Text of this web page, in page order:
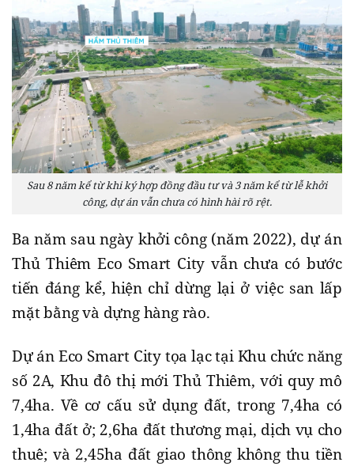
Sau 8 năm kể từ khi ký hợp đồng đầu tư và 3 năm kể từ lễ khởi
công, dự án vẫn chưa có hình hài rõ rệt.
Ba năm sau ngày khởi công (năm 2022), dự án
Thủ Thiêm Eco Smart City vẫn chưa có bước
tiến đáng kể, hiện chỉ dừng lại ở việc san lấp
mặt bằng và dựng hàng rào.
Dự án Eco Smart City tọa lạc tại Khu chức năng
số 2A, Khu đô thị mới Thủ Thiêm, với quy mô
7,4ha. Về cơ cấu sử dụng đất, trong 7,4ha có
1,4ha đất ở; 2,6ha đất thương mại, dịch vụ cho
thuê; và 2,45ha đất giao thông không thu tiền